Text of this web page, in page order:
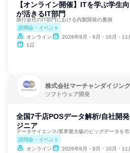
【オンライン開催】ITを学ぶ学生
が活きるIT部門
旅行会社のIT部門における内製開発の裏側
説明会・イベント
オンライン
2026年8月・9月・10月・11
1日
株式会社マーチャンダイジン
ソフトウェア開発
全国7千店POSデータ解析/自社開
ジニア
データサイエンス/業界最大級のビッグデータを
説明会・イベント
オンライン
2026年8月・9月・10月・11